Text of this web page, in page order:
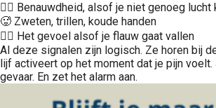
😮‍💨 Benauwdheid, alsof je niet genoeg lucht
🥵 Zweten, trillen, koude handen
😶‍🌫️ Het gevoel alsof je flauw gaat vallen
Al deze signalen zijn logisch. Ze horen bij
lijf activeert op het moment dat je pijn voelt.
gevaar. En zet het alarm aan.